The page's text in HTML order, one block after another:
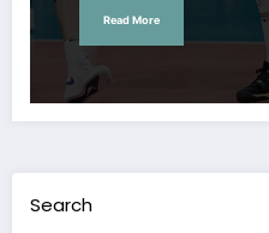
Read More
Search